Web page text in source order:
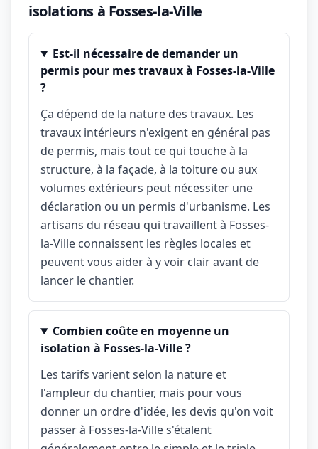
isolations à Fosses-la-Ville
Est-il nécessaire de demander un
permis pour mes travaux à Fosses-la-Ville
?
Ça dépend de la nature des travaux. Les
travaux intérieurs n'exigent en général pas
de permis, mais tout ce qui touche à la
structure, à la façade, à la toiture ou aux
volumes extérieurs peut nécessiter une
déclaration ou un permis d'urbanisme. Les
artisans du réseau qui travaillent à Fosses-
la-Ville connaissent les règles locales et
peuvent vous aider à y voir clair avant de
lancer le chantier.
Combien coûte en moyenne un
isolation à Fosses-la-Ville ?
Les tarifs varient selon la nature et
l'ampleur du chantier, mais pour vous
donner un ordre d'idée, les devis qu'on voit
passer à Fosses-la-Ville s'étalent